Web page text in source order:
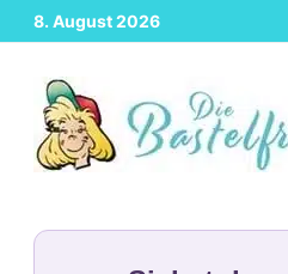
Zurück
zum
Inhalt
8. August 2026